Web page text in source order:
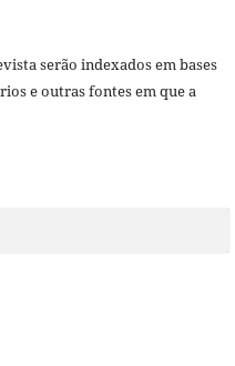
serão indexados em bases
e outras fontes em que a